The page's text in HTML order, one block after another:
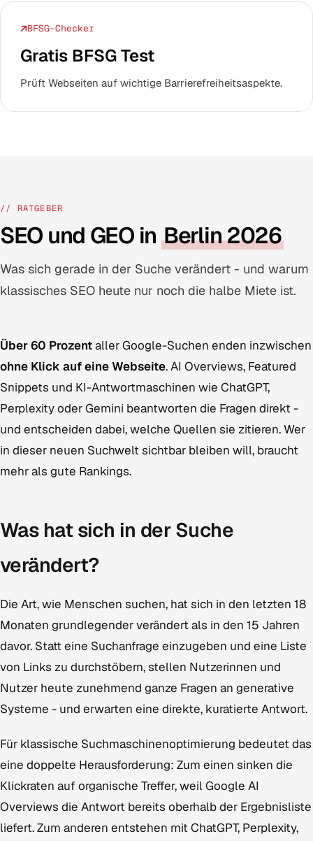
BFSG-Checker
Gratis BFSG Test
Prüft Webseiten auf wichtige Barrierefreiheitsaspekte.
// RATGEBER
SEO und GEO in Berlin 2026
Was sich gerade in der Suche verändert - und warum
klassisches SEO heute nur noch die halbe Miete ist.
Über 60 Prozentaller Google-Suchen enden inzwischen
ohne Klick auf eine Webseite. AI Overviews, Featured
Snippets und KI-Antwortmaschinen wie ChatGPT,
Perplexity oder Gemini beantworten die Fragen direkt -
und entscheiden dabei, welche Quellen sie zitieren. Wer
in dieser neuen Suchwelt sichtbar bleiben will, braucht
mehr als gute Rankings.
Was hat sich in der Suche
verändert?
Die Art, wie Menschen suchen, hat sich in den letzten 18
Monaten grundlegender verändert als in den 15 Jahren
davor. Statt eine Suchanfrage einzugeben und eine Liste
von Links zu durchstöbern, stellen Nutzerinnen und
Nutzer heute zunehmend ganze Fragen an generative
Systeme - und erwarten eine direkte, kuratierte Antwort.
Für klassische Suchmaschinenoptimierung bedeutet das
eine doppelte Herausforderung: Zum einen sinken die
Klickraten auf organische Treffer, weil Google AI
Overviews die Antwort bereits oberhalb der Ergebnisliste
liefert. Zum anderen entstehen mit ChatGPT, Perplexity,